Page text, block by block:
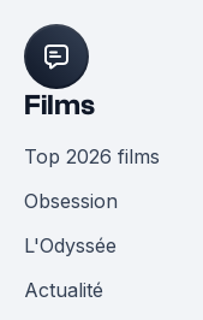
Films
Top 2026 films
Obsession
L'Odyssée
Actualité